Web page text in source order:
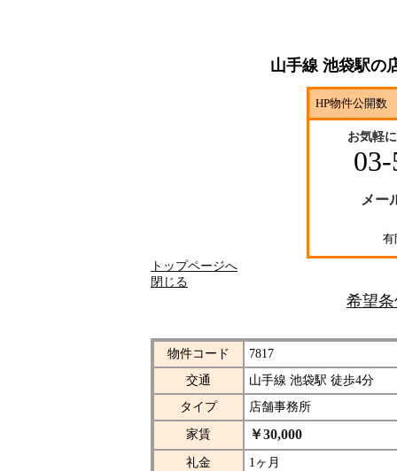
山手線 池袋駅の
HP物件公開数
お気軽
メー
トップページへ
閉じる
希望
物件コード
7817
交通
山手線 池袋駅 徒歩4分
タイプ
店舗事務所
家賃 ￥30,000
礼金
1ヶ月